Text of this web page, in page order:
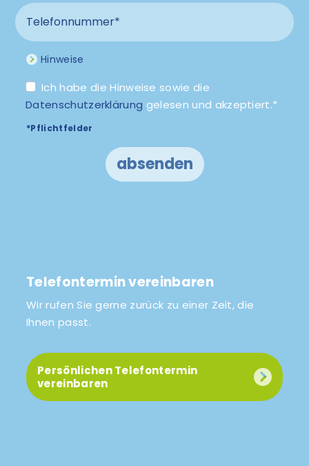
Telefonnummer
Hinweise
Ich habe die Hinweise sowie die
Datenschutzerklärung gelesen und akzeptiert.*
*Pflichtfelder
absenden
Telefontermin vereinbaren
Wir rufen Sie gerne zurück zu einer Zeit, die
Ihnen passt.
Persönlichen Telefontermin
vereinbaren